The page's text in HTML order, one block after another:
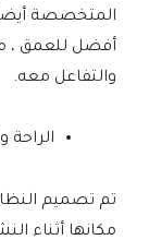
المتخصصة أيضا
أفضل للعمق ،
والتفاعل معه.
الراحة
تم تصميم
مكانها أثناء